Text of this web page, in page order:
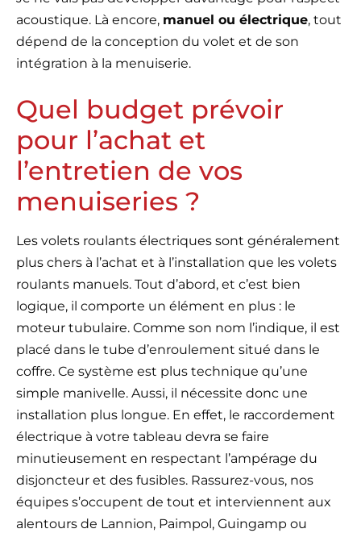
acoustique. Là encore, manuel ou électrique, tout
dépend de la conception du volet et de son
intégration à la menuiserie.
Quel budget prévoir
pour l’achat et
l’entretien de vos
menuiseries ?
Les volets roulants électriques sont généralement
plus chers à l’achat et à l’installation que les volets
roulants manuels. Tout d’abord, et c’est bien
logique, il comporte un élément en plus : le
moteur tubulaire. Comme son nom l’indique, il est
placé dans le tube d’enroulement situé dans le
coffre. Ce système est plus technique qu’une
simple manivelle. Aussi, il nécessite donc une
installation plus longue. En effet, le raccordement
électrique à votre tableau devra se faire
minutieusement en respectant l’ampérage du
disjoncteur et des fusibles. Rassurez-vous, nos
équipes s’occupent de tout et interviennent aux
alentours de Lannion, Paimpol, Guingamp ou